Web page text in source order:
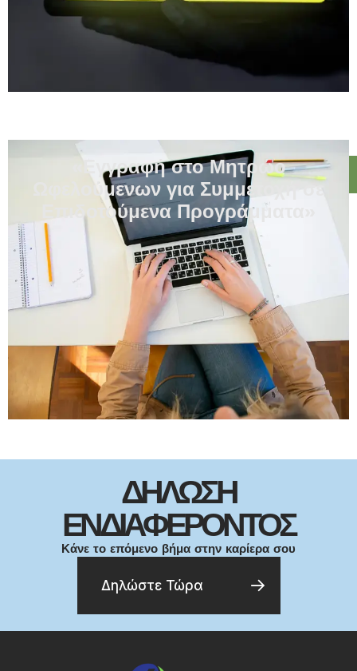
«Εγγραφή στο Μητρώο
Ωφελούμενων για Συμμετοχή σε
Επιδοτούμενα Προγράμματα»
ΔΗΛΩΣΗ
ΕΝΔΙΑΦΕΡΟΝΤΟΣ
Κάνε το επόμενο βήμα στην καρίερα σου
Δηλώστε Τώρα